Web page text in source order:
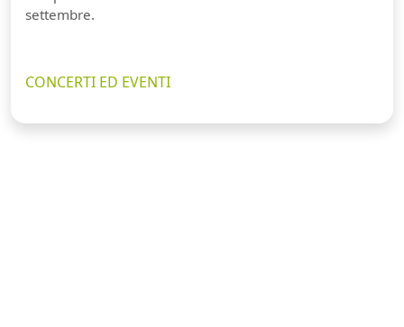
settembre.
CONCERTI ED EVENTI